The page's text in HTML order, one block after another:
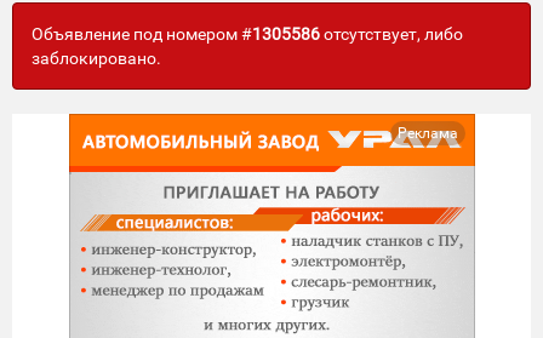
Объявление под номером #1305586отсутствует, либо
заблокировано.
Реклама